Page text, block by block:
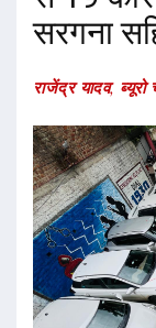
सरगना
राजेंद्र यादव,